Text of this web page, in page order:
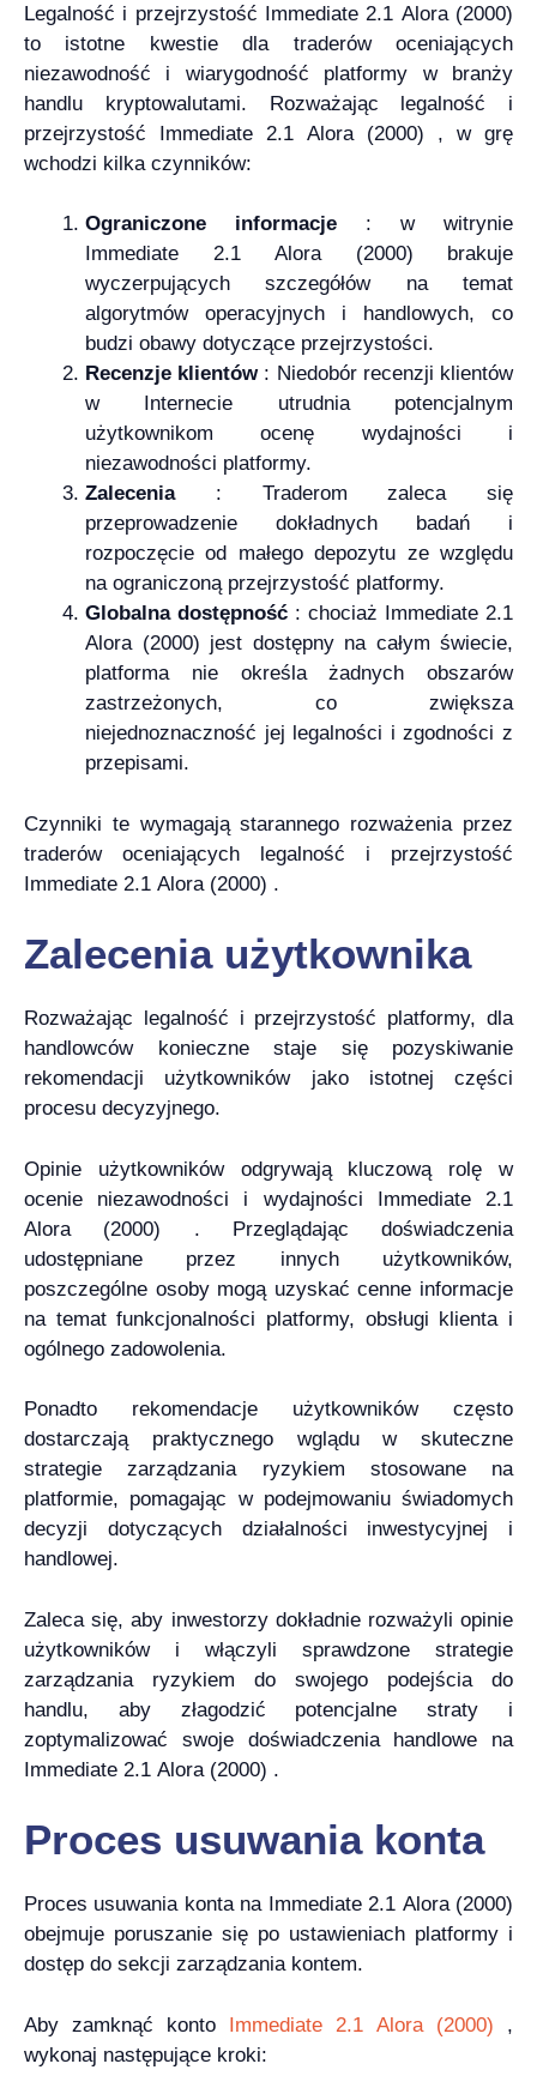
Legalność i przejrzystość Immediate 2.1 Alora (2000)
to istotne kwestie dla traderów oceniających
niezawodność i wiarygodność platformy w branży
handlu kryptowalutami. Rozważając legalność i
przejrzystość Immediate 2.1 Alora (2000) , w grę
wchodzi kilka czynników:
Ograniczone informacje : w witrynie
Immediate 2.1 Alora (2000) brakuje
wyczerpujących szczegółów na temat
algorytmów operacyjnych i handlowych, co
budzi obawy dotyczące przejrzystości.
Recenzje klientów: Niedobór recenzji klientów
w Internecie utrudnia potencjalnym
użytkownikom ocenę wydajności i
niezawodności platformy.
Zalecenia: Traderom zaleca się
przeprowadzenie dokładnych badań i
rozpoczęcie od małego depozytu ze względu
na ograniczoną przejrzystość platformy.
Globalna dostępność : chociaż Immediate 2.1
Alora (2000) jest dostępny na całym świecie,
platforma nie określa żadnych obszarów
zastrzeżonych, co zwiększa
niejednoznaczność jej legalności i zgodności z
przepisami.
Czynniki te wymagają starannego rozważenia przez
traderów oceniających legalność i przejrzystość
Immediate 2.1 Alora (2000) .
Zalecenia użytkownika
Rozważając legalność i przejrzystość platformy, dla
handlowców konieczne staje się pozyskiwanie
rekomendacji użytkowników jako istotnej części
procesu decyzyjnego.
Opinie użytkowników odgrywają kluczową rolę w
ocenie niezawodności i wydajności Immediate 2.1
Alora (2000) . Przeglądając doświadczenia
udostępniane przez innych użytkowników,
poszczególne osoby mogą uzyskać cenne informacje
na temat funkcjonalności platformy, obsługi klienta i
ogólnego zadowolenia.
Ponadto rekomendacje użytkowników często
dostarczają praktycznego wglądu w skuteczne
strategie zarządzania ryzykiem stosowane na
platformie, pomagając w podejmowaniu świadomych
decyzji dotyczących działalności inwestycyjnej i
handlowej.
Zaleca się, aby inwestorzy dokładnie rozważyli opinie
użytkowników i włączyli sprawdzone strategie
zarządzania ryzykiem do swojego podejścia do
handlu, aby złagodzić potencjalne straty i
zoptymalizować swoje doświadczenia handlowe na
Immediate 2.1 Alora (2000) .
Proces usuwania konta
Proces usuwania konta na Immediate 2.1 Alora (2000)
obejmuje poruszanie się po ustawieniach platformy i
dostęp do sekcji zarządzania kontem.
Aby zamknąć konto Immediate 2.1 Alora (2000) ,
wykonaj następujące kroki: